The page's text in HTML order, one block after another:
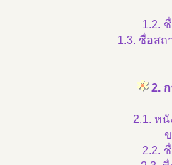
1.2.
1.3. ชื่อสถ
2.
2.1. ห
2.2.